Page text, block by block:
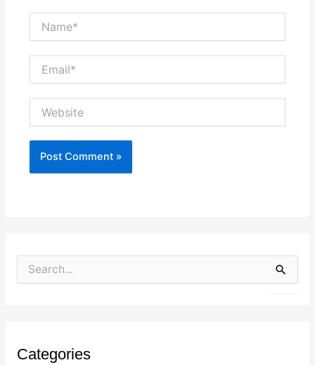
o
Categories